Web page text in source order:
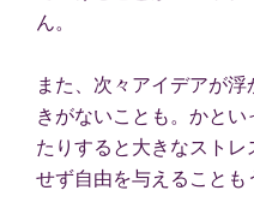
ん。
また、次々アイデアが
きがないことも。かと
たりすると大きなスト
せず自由を与えることも